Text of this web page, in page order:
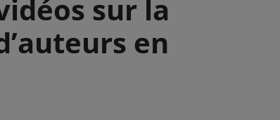
sur la
en